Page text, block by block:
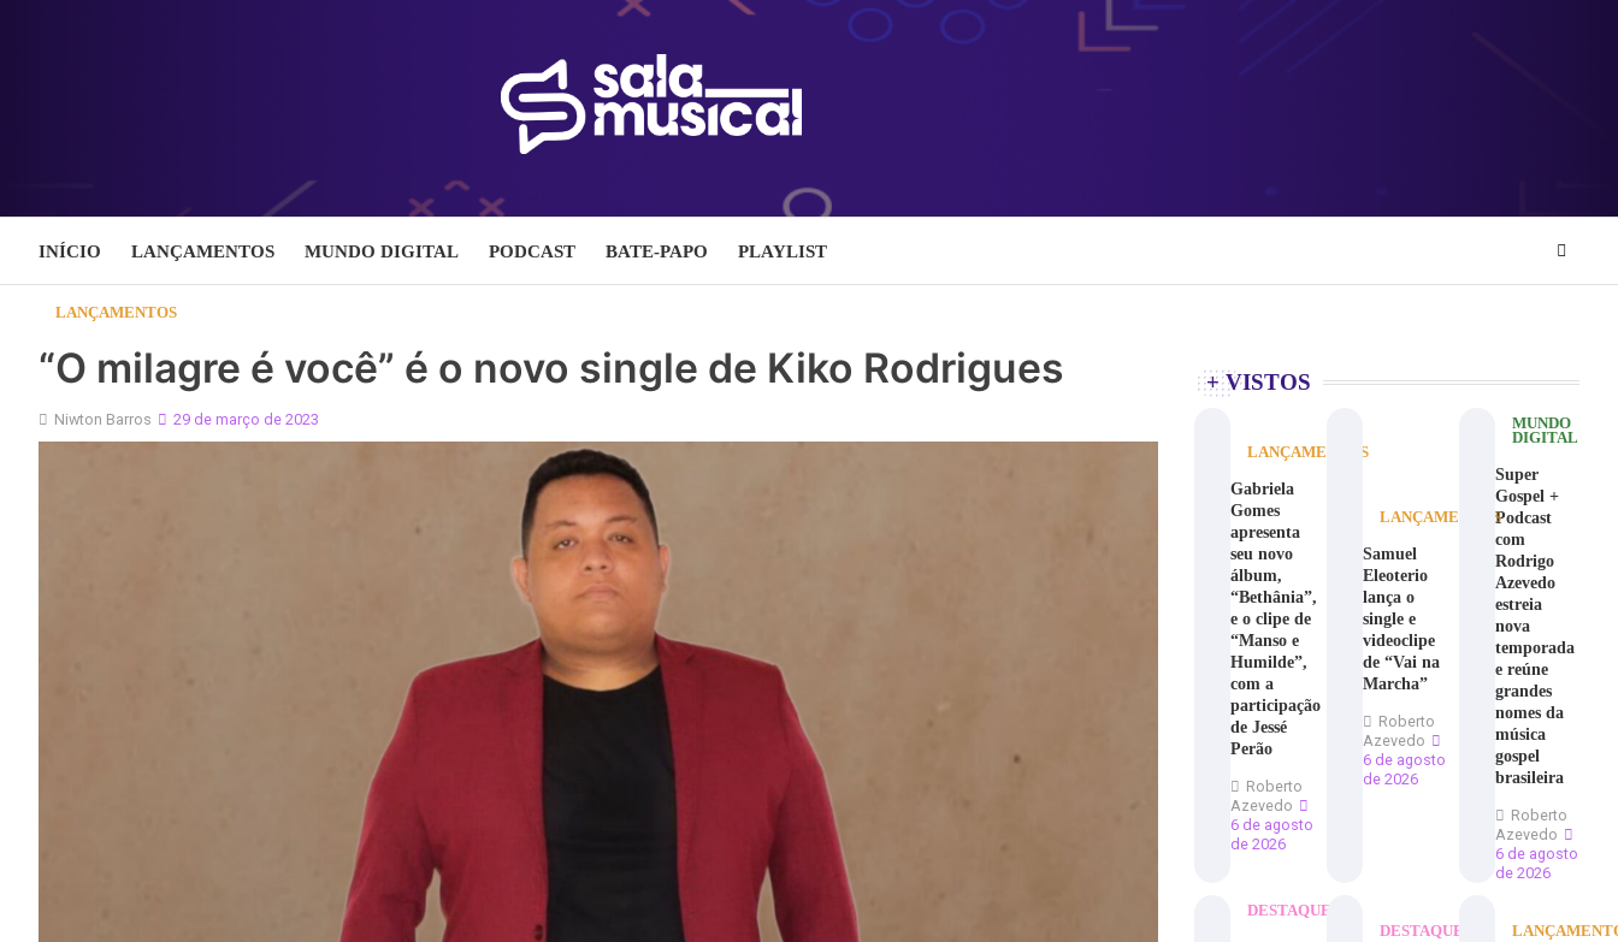
INÍCIO LANÇAMENTOS MUNDO DIGITAL PODCAST BATE-PAPO PLAYLIST
LANÇAMENTOS
“O milagre é você” é o novo single de Kiko Rodrigues
Niwton Barros 29 de março de 2023
+ VISTOS
LANÇAMENTOS
Gabriela
Gomes
apresenta
seu novo
álbum,
“Bethânia”,
e o clipe de
“Manso e
Humilde”,
com a
participação
de Jessé
Perão
Roberto
Azevedo
6 de agosto
de 2026
LANÇAMENTOS
Samuel
Eleoterio
lança o
single e
videoclipe
de “Vai na
Marcha”
Roberto
Azevedo
6 de agosto
de 2026
MUNDO
DIGITAL
Super
Gospel +
Podcast
com
Rodrigo
Azevedo
estreia
nova
temporada
e reúne
grandes
nomes da
música
gospel
brasileira
Roberto
Azevedo
6 de agosto
de 2026
DESTAQUE
DESTAQUE